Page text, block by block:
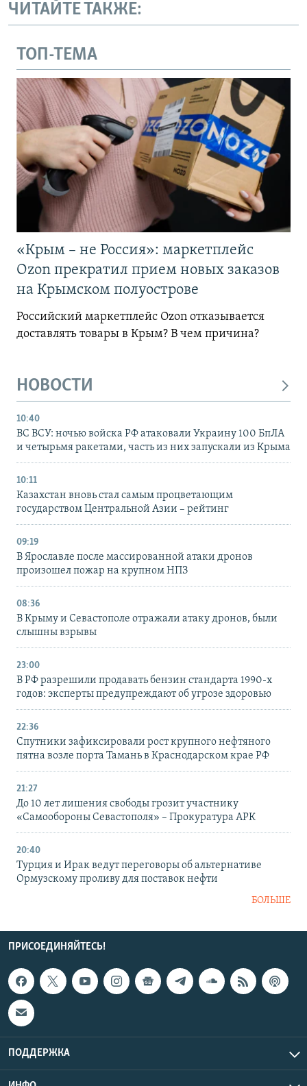
ЧИТАЙТЕ ТАКЖЕ:
ТОП-ТЕМА
«Крым – не Россия»: маркетплейс
Ozon прекратил прием новых заказов
на Крымском полуострове
Российский маркетплейс Ozon отказывается
доставлять товары в Крым? В чем причина?
НОВОСТИ
10:40
ВС ВСУ: ночью войска РФ атаковали Украину 100 БпЛА
и четырьмя ракетами, часть из них запускали из Крыма
10:11
Казахстан вновь стал самым процветающим
государством Центральной Азии – рейтинг
09:19
В Ярославле после массированной атаки дронов
произошел пожар на крупном НПЗ
08:36
В Крыму и Севастополе отражали атаку дронов, были
слышны взрывы
23:00
В РФ разрешили продавать бензин стандарта 1990-х
годов: эксперты предупреждают об угрозе здоровью
22:36
Спутники зафиксировали рост крупного нефтяного
пятна возле порта Тамань в Краснодарском крае РФ
21:27
До 10 лет лишения свободы грозит участнику
«Самообороны Севастополя» – Прокуратура АРК
20:40
Турция и Ирак ведут переговоры об альтернативе
Ормузскому проливу для поставок нефти
БОЛЬШЕ
ПРИСОЕДИНЯЙТЕСЬ!
ПОДДЕРЖКА